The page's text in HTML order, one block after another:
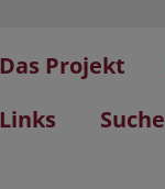
Das Projekt
Links
Suche